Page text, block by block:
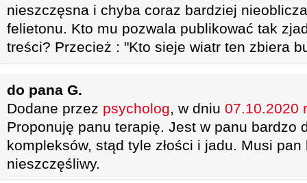
nieszczęsna i chyba coraz bardziej
felietonu. Kto mu pozwala publikować tak
treści? Przecież : "Kto sieje wiatr ten zbiera
do pana G.
Dodane przez psycholog, w dniu 07.10.2020
Proponuję panu terapię. Jest w panu bardzo
kompleksów, stąd tyle złości i jadu. Musi
nieszczęśliwy.